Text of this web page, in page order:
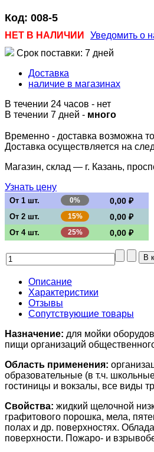
Код: 008-5
НЕТ В НАЛИЧИИ
Уведомить о
Срок поставки: 7 дней
Доставка
наличие в магазинах
В течении 24 часов - нет
В течении 7 дней - много
Временно - доставка возможна
Доставка осуществляется на
Магазин, склад — г. Казань,
Узнать цену
От 1 шт. 0% 0,00 ₽
От 2 шт. 15% 0,00 ₽
От 4 шт. 25% 0,00 ₽
Описание
Характеристики
Отзывы
Сопутствующие товары
Назначение: для мойки
пищи организаций
Область применения:
образовательные (в т.ч.
гостиницы и вокзалы, все виды
Свойства: жидкий щелочной
графитового порошка, мела,
полах и др. поверхностях.
поверхности. Пожаро- и